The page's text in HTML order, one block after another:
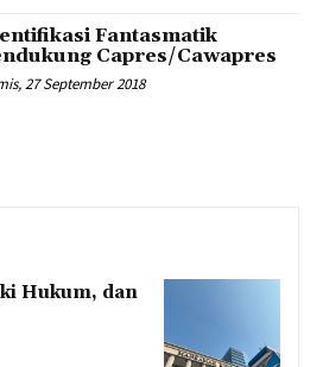
Fantasmatik
Capres/Cawapres
27 September 2018
Hukum, dan